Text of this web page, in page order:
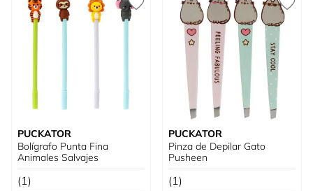
PUCKATOR
Bolígrafo Punta Fina
Animales Salvajes
(1)
PUCKATOR
Pinza de Depilar Gato
Pusheen
(1)